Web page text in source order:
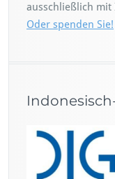
ausschließlich
Oder spenden Sie!